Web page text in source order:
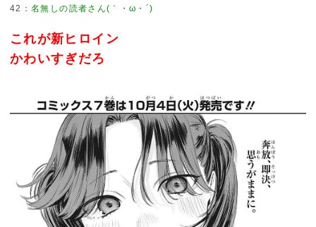
42 ：名無しの読者さん(｀・ω・´)
これが新ヒロイン
かわいすぎだろ